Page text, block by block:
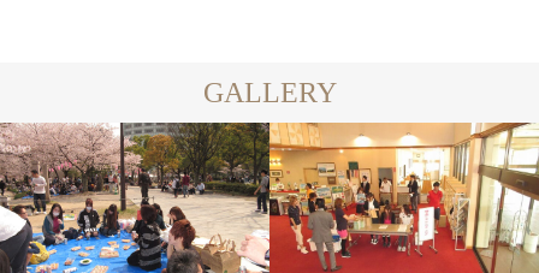
GALLERY